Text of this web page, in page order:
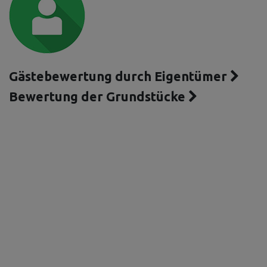
Gästebewertung durch Eigentümer
Bewertung der Grundstücke